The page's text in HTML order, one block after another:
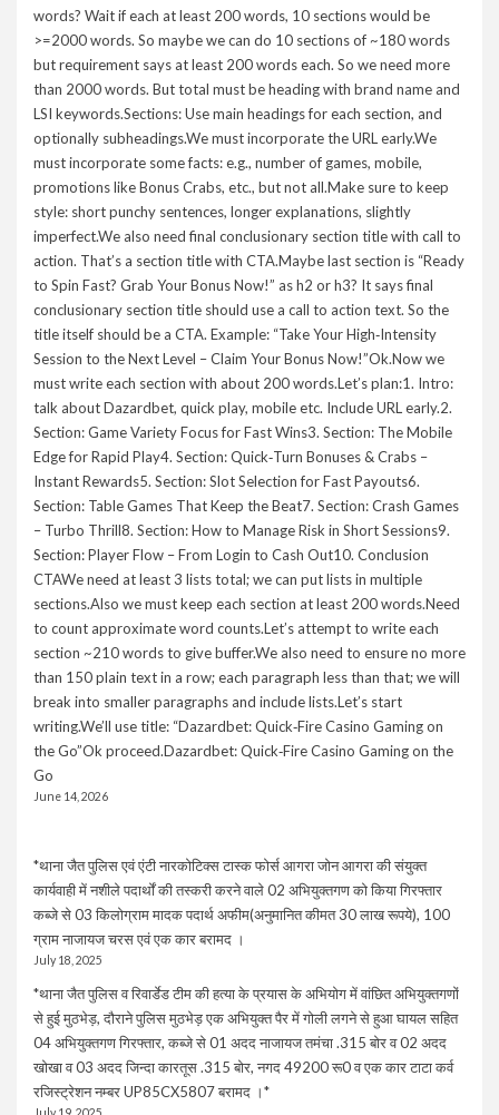
words? Wait if each at least 200 words, 10 sections would be
>=2000 words. So maybe we can do 10 sections of ~180 words
but requirement says at least 200 words each. So we need more
than 2000 words. But total must be heading with brand name and
LSI keywords.Sections: Use main headings for each section, and
optionally subheadings.We must incorporate the URL early.We
must incorporate some facts: e.g., number of games, mobile,
promotions like Bonus Crabs, etc., but not all.Make sure to keep
style: short punchy sentences, longer explanations, slightly
imperfect.We also need final conclusionary section title with call to
action. That’s a section title with CTA.Maybe last section is “Ready
to Spin Fast? Grab Your Bonus Now!” as h2 or h3? It says final
conclusionary section title should use a call to action text. So the
title itself should be a CTA. Example: “Take Your High‑Intensity
Session to the Next Level – Claim Your Bonus Now!”Ok.Now we
must write each section with about 200 words.Let’s plan:1. Intro:
talk about Dazardbet, quick play, mobile etc. Include URL early.2.
Section: Game Variety Focus for Fast Wins3. Section: The Mobile
Edge for Rapid Play4. Section: Quick‑Turn Bonuses & Crabs –
Instant Rewards5. Section: Slot Selection for Fast Payouts6.
Section: Table Games That Keep the Beat7. Section: Crash Games
– Turbo Thrill8. Section: How to Manage Risk in Short Sessions9.
Section: Player Flow – From Login to Cash Out10. Conclusion
CTAWe need at least 3 lists total; we can put lists in multiple
sections.Also we must keep each section at least 200 words.Need
to count approximate word counts.Let’s attempt to write each
section ~210 words to give buffer.We also need to ensure no more
than 150 plain text in a row; each paragraph less than that; we will
break into smaller paragraphs and include lists.Let’s start
writing.We’ll use title: “Dazardbet: Quick‑Fire Casino Gaming on
the Go”Ok proceed.Dazardbet: Quick‑Fire Casino Gaming on the
Go
June 14, 2026
*थाना जैत पुलिस एवं एंटी नारकोटिक्स टास्क फोर्स आगरा जोन आगरा की संयुक्त
कार्यवाही में नशीले पदार्थों की तस्करी करने वाले 02 अभियुक्तगण को किया गिरफ्तार
कब्जे से 03 किलोग्राम मादक पदार्थ अफीम(अनुमानित कीमत 30 लाख रूपये), 100
ग्राम नाजायज चरस एवं एक कार बरामद ।
July 18, 2025
*थाना जैत पुलिस व रिवार्डेड टीम की हत्या के प्रयास के अभियोग में वांछित अभियुक्तगणों
से हुई मुठभेड़, दौराने पुलिस मुठभेड़ एक अभियुक्त पैर में गोली लगने से हुआ घायल सहित
04 अभियुक्तगण गिरफ्तार, कब्जे से 01 अदद नाजायज तमंचा .315 बोर व 02 अदद
खोखा व 03 अदद जिन्दा कारतूस .315 बोर, नगद 49200 रू0 व एक कार टाटा कर्व
रजिस्ट्रेशन नम्बर UP85CX5807 बरामद ।*